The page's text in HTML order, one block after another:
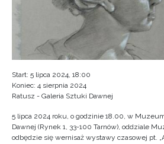
Start: 5 lipca 2024, 18:00
Koniec: 4 sierpnia 2024
Ratusz - Galeria Sztuki Dawnej
5 lipca 2024 roku, o godzinie 18.00, w
Dawnej (Rynek 1, 33-100 Tarnów), oddziale
odbędzie się wernisaż wystawy czasowej pt.